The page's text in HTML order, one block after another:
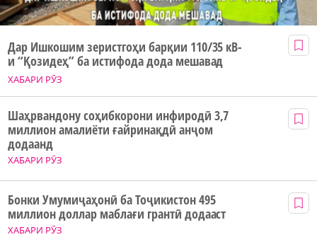
ХАБАРИ РӮЗ
Дар Ишкошим зеристгоҳи барқии 110/35 кВ-
и “Қозидеҳ” ба истифода дода мешавад
ХАБАРИ РӮЗ
Шаҳрвандону соҳибкорони инфиродӣ 3,7
миллион амалиёти ғайринақдӣ анҷом
додаанд
ХАБАРИ РӮЗ
Бонки Умумиҷаҳонӣ ба Тоҷикистон 495
миллион доллар маблағи грантӣ додааст